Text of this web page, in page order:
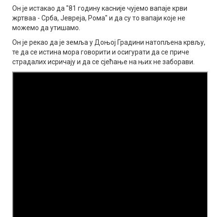
Он је истакао да "81 годину касније чујемо вапаје крви
жртваа - Срба, Јевреја, Рома" и да су то вапаји које не
можемо да утишамо.
Он је рекао да је земља у Доњој Градини натопљена крвљу,
те да се истина мора говорити и осигурати да се приче
страдалих исричају и да се сјећање на њих не заборави.